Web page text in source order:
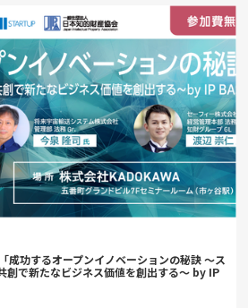
成功するオープンイノベーションの秘訣 ～ス
創で新たなビジネス価値を創出する～ by IP